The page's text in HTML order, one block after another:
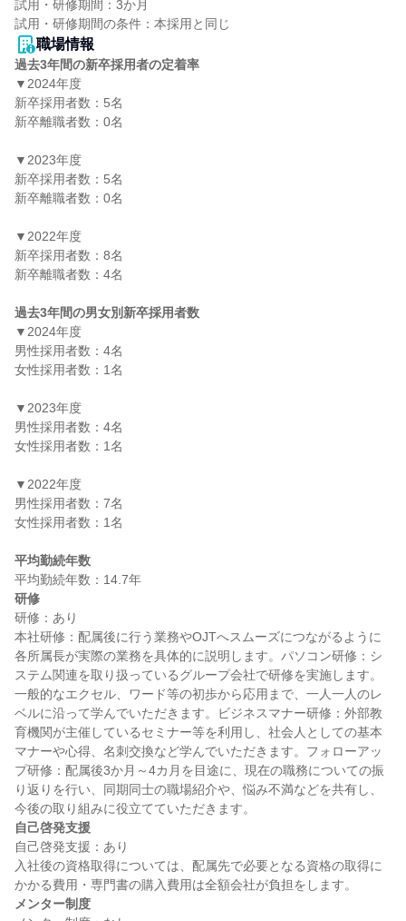
試用・研修期間：3か月
職場情報
過去3年間の新卒採用者の定着率
▼2024年度
新卒採用者数：5名
新卒離職者数：0名
▼2023年度
新卒採用者数：5名
新卒離職者数：0名
▼2022年度
新卒採用者数：8名
新卒離職者数：4名
過去3年間の男女別新卒採用者数
▼2024年度
男性採用者数：4名
女性採用者数：1名
▼2023年度
男性採用者数：4名
女性採用者数：1名
▼2022年度
男性採用者数：7名
女性採用者数：1名
平均勤続年数
研修
研修：あり
本社研修：配属後に行う業務やOJTへスムーズにつながるように
各所属長が実際の業務を具体的に説明します。パソコン研修：シ
ステム関連を取り扱っているグループ会社で研修を実施します。
一般的なエクセル、ワード等の初歩から応用まで、一人一人のレ
ベルに沿って学んでいただきます。ビジネスマナー研修：外部教
育機関が主催しているセミナー等を利用し、社会人としての基本
マナーや心得、名刺交換など学んでいただきます。フォローアッ
プ研修：配属後3か月～4カ月を目途に、現在の職務についての振
り返りを行い、同期同士の職場紹介や、悩み不満などを共有し、
自己啓発支援
自己啓発支援：あり
入社後の資格取得については、配属先で必要となる資格の取得に
メンター制度